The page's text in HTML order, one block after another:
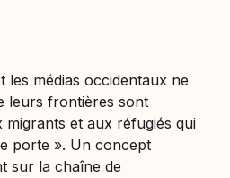
les médias occidentaux ne
leurs frontières sont
et aux réfugiés qui
porte ». Un concept
sur la chaîne de